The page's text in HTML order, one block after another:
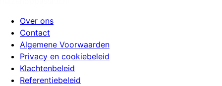
Over ons
Contact
Algemene Voorwaarden
Privacy en cookiebeleid
Klachtenbeleid
Referentiebeleid